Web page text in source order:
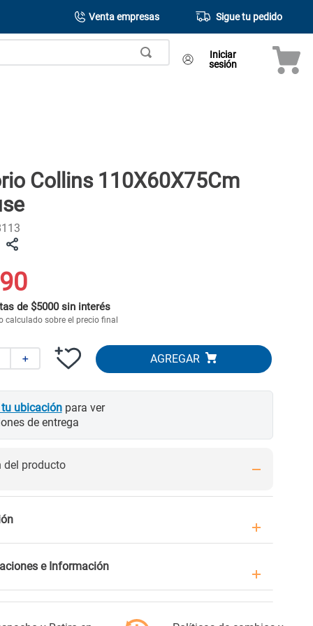
Venta empresas Sigue tu pedido
Iniciar
sesión
Collins 110X60X75Cm
de $5000 sin interés
calculado sobre el precio final
＋
ubicaciónpara ver
de entrega
del producto
e Información